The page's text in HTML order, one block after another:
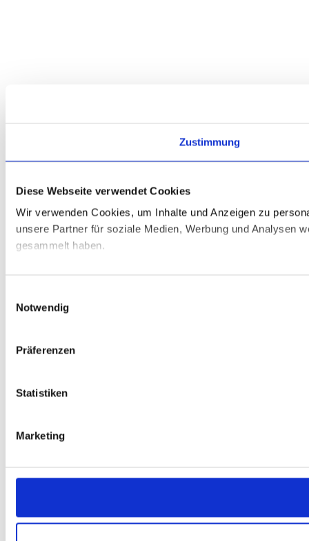
Zustimmung
Diese Webseite verwendet Cookies
Wir verwenden Cookies, um Inhalte und Anzeigen zu
unsere Partner für soziale Medien, Werbung und Analysen
gesammelt haben.
Notwendig
Präferenzen
Statistiken
Marketing